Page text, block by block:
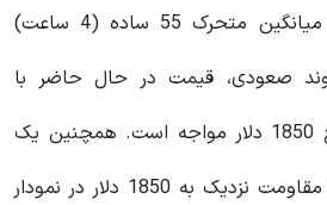
اکنون زیر 1850 دلار و میانگین متحرک 55 ساده (4 ساعت)
صعودی، قیمت در حال حاضر با
مقاومت نزدیک به سطح 1850 دلار مواجه است. همچنین یک
خط روند نزولی اصلی با مقاومت نزدیک به 1850 دلار در نمودار